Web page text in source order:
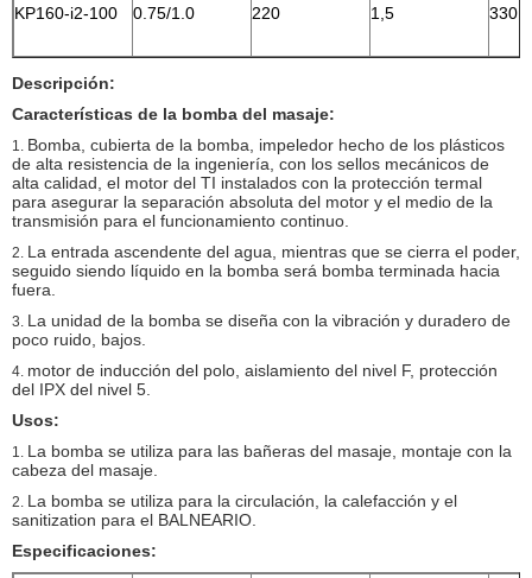
KP160-i2-100 0.75/1.0 220 1,5 330
Descripción:
Características de la bomba del masaje:
1. Bomba, cubierta de la bomba, impeledor hecho de los plásticos
de alta resistencia de la ingeniería, con los sellos mecánicos de
alta calidad, el motor del TI instalados con la protección termal
para asegurar la separación absoluta del motor y el medio de la
transmisión para el funcionamiento continuo.
2. La entrada ascendente del agua, mientras que se cierra el poder,
seguido siendo líquido en la bomba será bomba terminada hacia
fuera.
3. La unidad de la bomba se diseña con la vibración y duradero de
poco ruido, bajos.
4. motor de inducción del polo, aislamiento del nivel F, protección
del IPX del nivel 5.
Usos:
1. La bomba se utiliza para las bañeras del masaje, montaje con la
cabeza del masaje.
2. La bomba se utiliza para la circulación, la calefacción y el
sanitization para el BALNEARIO.
Especificaciones: